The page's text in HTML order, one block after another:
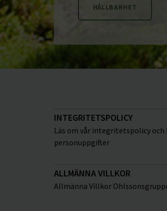
HÅLLBARHET
INTEGRITETSPOLICY
Läs om vår integritetspolicy och
personuppgifter
ALLMÄNNA VILLKOR
Allmänna Villkor